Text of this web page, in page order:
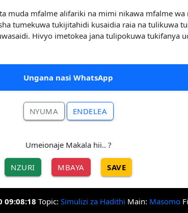
muda mfalme alifariki na mimi nikawa mfalme
tumekuwa tukijitahidi kusaidia raia na tulikuwa
Hivyo imetokea jana tulipokuwa tukifanya
Ungana nasi WhatsApp
NYUMA ENDELEA
Umeionaje Makala hii.. ?
NZURI MBAYA SAVE
09:08:18 Topic: Simulizi za Hadithi Main: Masomo